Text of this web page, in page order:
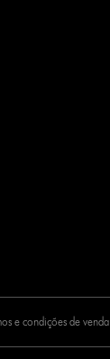
e condições de venda